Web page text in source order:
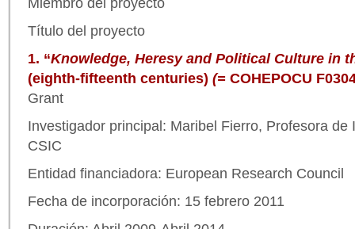
Título del proyecto
1. “Knowledge, Heresy and Political Culture in
(eighth-fifteenth centuries) (= COHEPOCU
Grant
Investigador principal: Maribel Fierro, Profesora de
CSIC
Entidad financiadora: European Research Council
Fecha de incorporación: 15 febrero 2011